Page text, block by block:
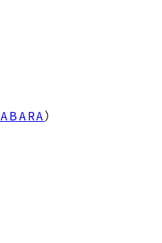
）